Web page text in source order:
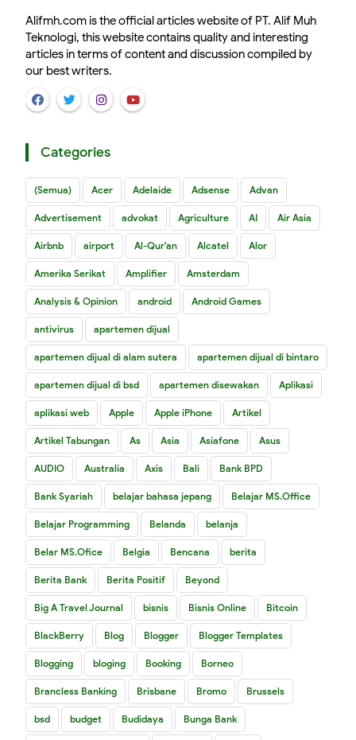
Alifmh.com is the official articles website of PT. Alif Muh
Teknologi, this website contains quality and interesting
articles in terms of content and discussion compiled by
our best writers.
Categories
(Semua) Acer Adelaide Adsense Advan
Advertisement advokat Agriculture AI Air Asia
Airbnb airport Al-Qur'an Alcatel Alor
Amerika Serikat Amplifier Amsterdam
Analysis & Opinion android Android Games
antivirus apartemen dijual
apartemen dijual di alam sutera apartemen dijual di bintaro
apartemen dijual di bsd apartemen disewakan Aplikasi
aplikasi web Apple Apple iPhone Artikel
Artikel Tabungan As Asia Asiafone Asus
AUDIO Australia Axis Bali Bank BPD
Bank Syariah belajar bahasa jepang Belajar MS.Office
Belajar Programming Belanda belanja
Belar MS.Ofice Belgia Bencana berita
Berita Bank Berita Positif Beyond
Big A Travel Journal bisnis Bisnis Online Bitcoin
BlackBerry Blog Blogger Blogger Templates
Blogging bloging Booking Borneo
Brancless Banking Brisbane Bromo Brussels
bsd budget Budidaya Bunga Bank